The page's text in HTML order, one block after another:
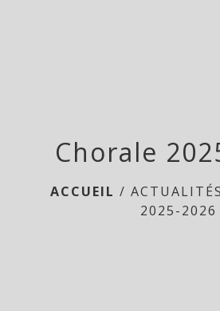
Chorale
ACCUEIL / ACTUALITÉS
2025-2026